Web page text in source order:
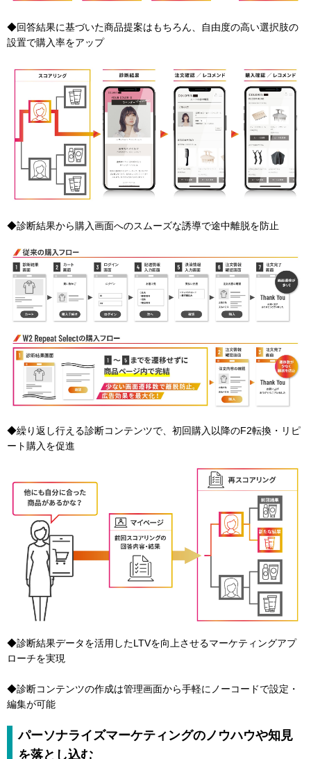
◆回答結果に基づいた商品提案はもちろん、自由度の高い選択肢の
設置で購入率をアップ
◆診断結果から購入画面へのスムーズな誘導で途中離脱を防止
◆繰り返し行える診断コンテンツで、初回購入以降のF2転換・リピ
ート購入を促進
◆診断結果データを活用したLTVを向上させるマーケティングアプ
ローチを実現
◆診断コンテンツの作成は管理画面から手軽にノーコードで設定・
編集が可能
パーソナライズマーケティングのノウハウや知見
を落とし込む